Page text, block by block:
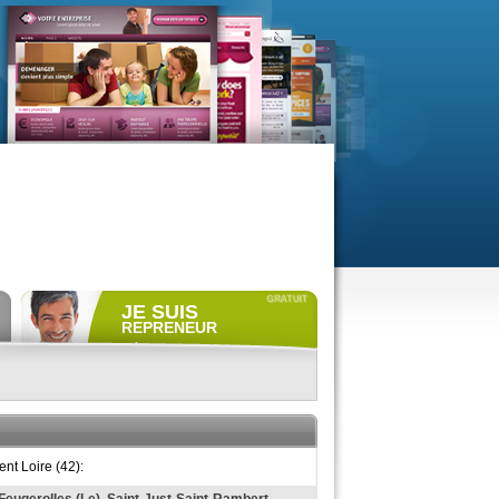
JE SUIS
REPRENEUR
Déposer gratuitementune
ACCÈS REPRENEUR
Loire (42):